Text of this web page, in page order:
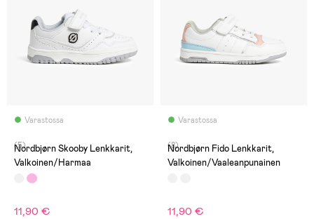
Varastossa
(5)
Nordbjørn Skooby Lenkkarit,
Valkoinen/Harmaa
11,90 €
Varastossa
(8)
Nordbjørn Fido Lenkkarit,
Valkoinen/Vaaleanpunainen
11,90 €